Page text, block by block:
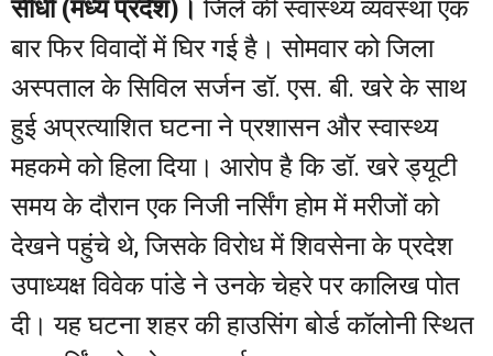
सीधी (मध्य प्रदेश)। जिले की स्वास्थ्य व्यवस्था एक
बार फिर विवादों में घिर गई है। सोमवार को जिला
अस्पताल के सिविल सर्जन डॉ. एस. बी. खरे के साथ
हुई अप्रत्याशित घटना ने प्रशासन और स्वास्थ्य
महकमे को हिला दिया। आरोप है कि डॉ. खरे ड्यूटी
समय के दौरान एक निजी नर्सिंग होम में मरीजों को
देखने पहुंचे थे, जिसके विरोध में शिवसेना के प्रदेश
उपाध्यक्ष विवेक पांडे ने उनके चेहरे पर कालिख पोत
दी। यह घटना शहर की हाउसिंग बोर्ड कॉलोनी स्थित